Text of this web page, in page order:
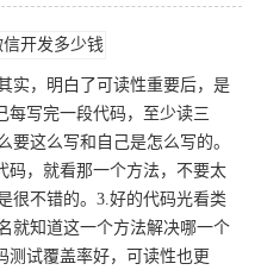
实，明白了可读性重要后，是
每写完一段代码，至少读三
要这么写和自己是怎么写的。
码，就看那一个方法，不要太
很不错的。3.好的代码光看类
就知道这一个方法解决哪一个
测试覆盖率好，可读性也更